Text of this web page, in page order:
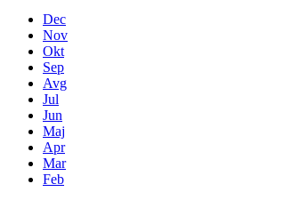
Dec
Nov
Okt
Sep
Avg
Jul
Jun
Maj
Apr
Mar
Feb